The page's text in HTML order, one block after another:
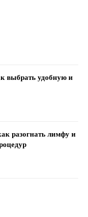
выбрать удобную и
разогнать лимфу и